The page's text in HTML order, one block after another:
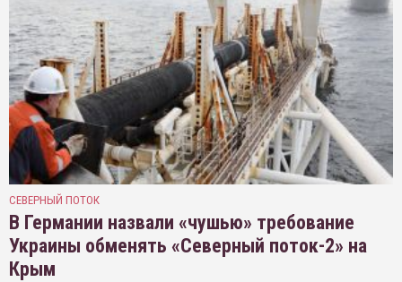
СЕВЕРНЫЙ ПОТОК
В Германии назвали «чушью» требование
Украины обменять «Северный поток-2» на
Крым